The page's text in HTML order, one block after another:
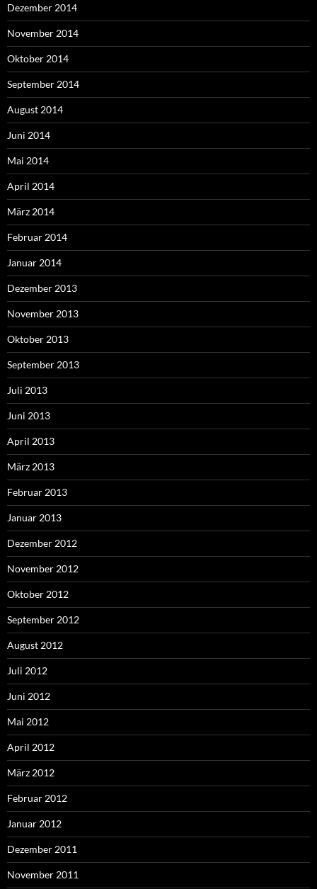
Dezember 2014
November 2014
Oktober 2014
September 2014
August 2014
Juni 2014
Mai 2014
April 2014
März 2014
Februar 2014
Januar 2014
Dezember 2013
November 2013
Oktober 2013
September 2013
Juli 2013
Juni 2013
April 2013
März 2013
Februar 2013
Januar 2013
Dezember 2012
November 2012
Oktober 2012
September 2012
August 2012
Juli 2012
Juni 2012
Mai 2012
April 2012
März 2012
Februar 2012
Januar 2012
Dezember 2011
November 2011